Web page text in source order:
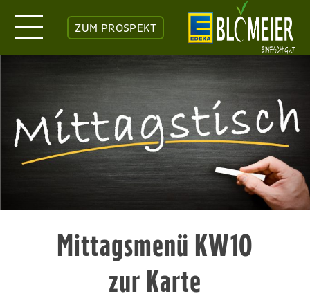
ZUM PROSPEKT
Mittagsmenü KW10
zur Karte